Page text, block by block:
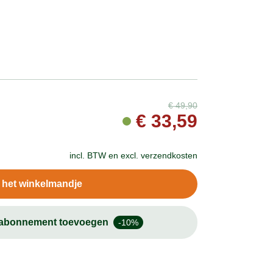
€49,90
€ 33,59
incl. BTW en excl. verzendkosten
het winkelmandje
toevoegen -10%